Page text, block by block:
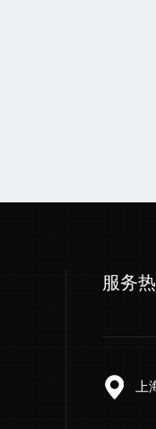
服务